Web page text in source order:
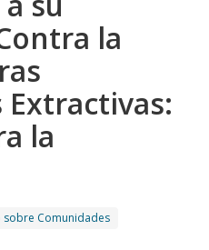
la
la
sobre Comunidades